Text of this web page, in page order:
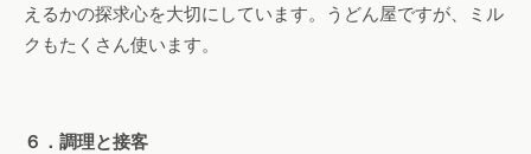
えるかの探求心を大切にしています。うどん屋ですが、ミル
クもたくさん使います。
６．調理と接客